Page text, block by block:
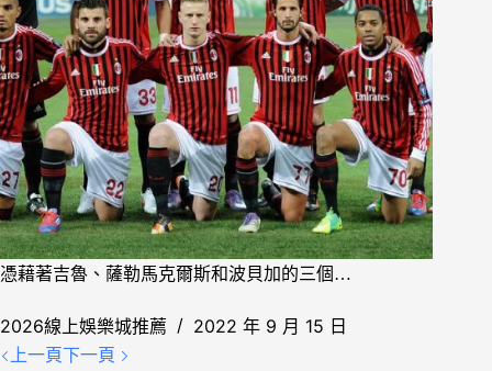
憑藉著吉魯、薩勒馬克爾斯和波貝加的三個…
2026線上娛樂城推薦 2022 年 9 月 15 日
上一頁下一頁